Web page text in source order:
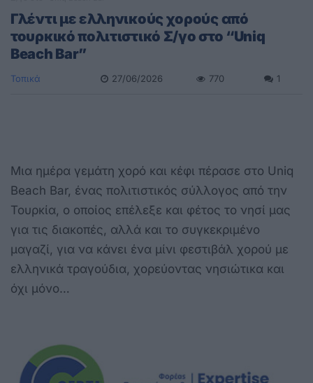
Γλέντι με ελληνικούς χορούς από
τουρκικό πολιτιστικό Σ/γο στο “Uniq
Beach Bar”
Τοπικά 27/06/2026 770 1
Μια ημέρα γεμάτη χορό και κέφι πέρασε στο Uniq
Beach Bar, ένας πολιτιστικός σύλλογος από την
Τουρκία, ο οποίος επέλεξε και φέτος το νησί μας
για τις διακοπές, αλλά και το συγκεκριμένο
μαγαζί, για να κάνει ένα μίνι φεστιβάλ χορού με
ελληνικά τραγούδια, χορεύοντας νησιώτικα και
όχι μόνο…